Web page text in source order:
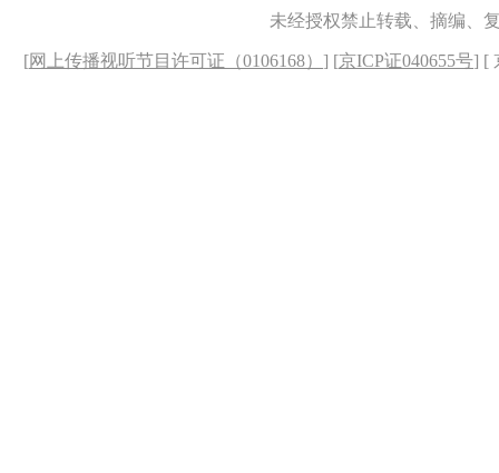
未经授权禁止转载、摘编、
[网上传播视听节目许可证（0106168） ] [京ICP证040655号] [